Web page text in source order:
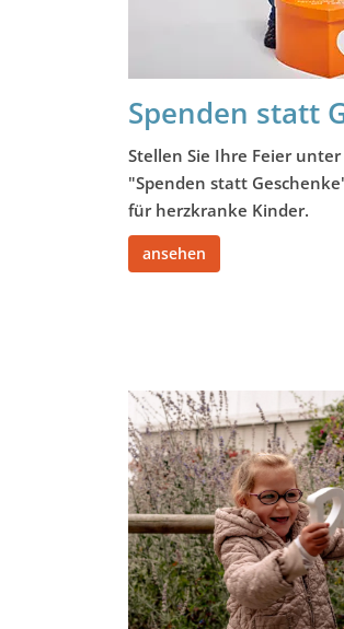
Spenden statt
Stellen Sie Ihre Feier
"Spenden statt
für herzkranke Kinder.
ansehen